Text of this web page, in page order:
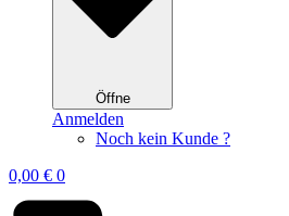
Öffne
Anmelden
Noch kein Kunde ?
0,00 € 0